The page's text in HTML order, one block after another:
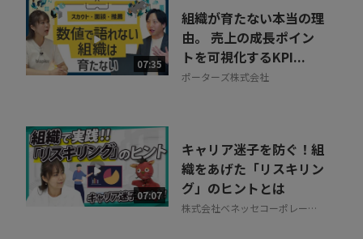
07:35
組織が育たない本当の理
由。 売上の成長ポイン
トを可視化するKPI...
ポーターズ株式会社
07:07
キャリア迷子を防ぐ！組
織をあげた「リスキリン
グ」のヒントとは
株式会社ベネッセコーポレーシ